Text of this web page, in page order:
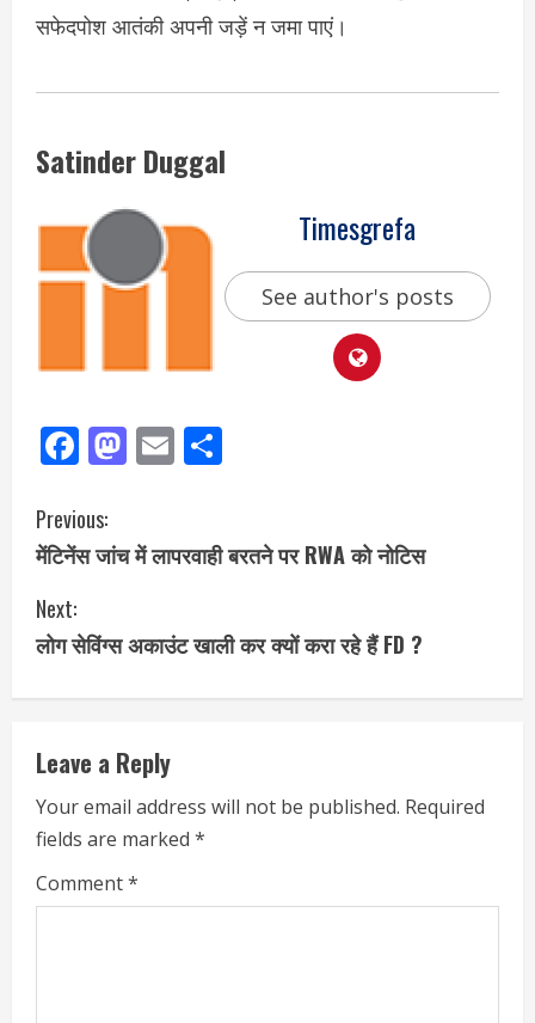
सफेदपोश आतंकी अपनी जड़ें न जमा पाएं।
Satinder Duggal
Timesgrefa
See author's posts
Facebook
Mastodon
Email
Previous:
मेंटिनेंस जांच में लापरवाही बरतने पर RWA को नोटिस
Next:
लोग सेविंग्स अकाउंट खाली कर क्यों करा रहे हैं FD ?
Leave a Reply
Your email address will not be published. Required
fields are marked *
Comment*